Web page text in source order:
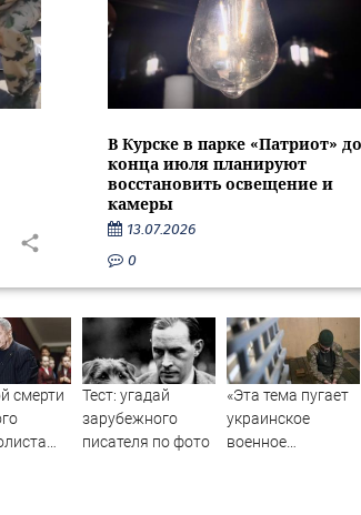
В Курске в парке «Патриот» до
конца июля планируют
восстановить освещение и
камеры
13.07.2026
0
смерти
Тест: угадай
зарубежного
писателя по фото
«Эта тема пугает
украинское
военное